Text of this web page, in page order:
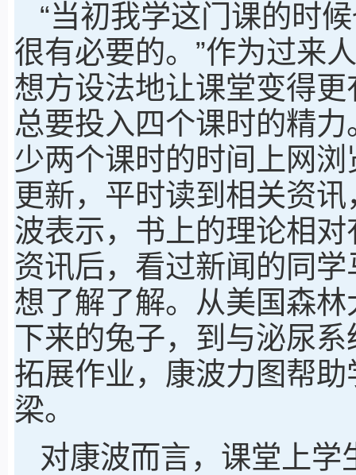
“当初我学这门课的时
很有必要的。”作为过来
想方设法地让课堂变得
总要投入四个课时的精
少两个课时的时间上网
更新，平时读到相关资
波表示，书上的理论相
资讯后，看过新闻的同
想了解了解。从美国森
下来的兔子，到与泌尿
拓展作业，康波力图帮
梁。
对康波而言，课堂上学